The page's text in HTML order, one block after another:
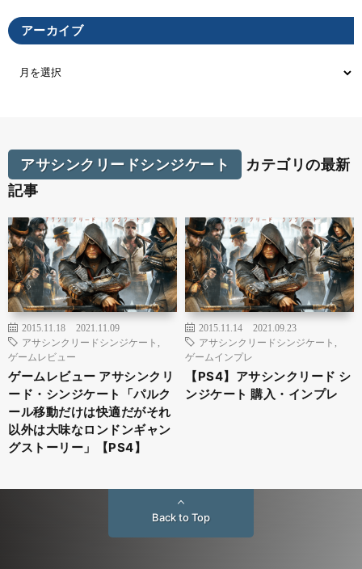
アーカイブ
アサシンクリードシンジケート
カテゴリの最新
記事
2015.11.18
2021.11.09
アサシンクリードシンジケート
ゲームレビュー
ゲームレビュー アサシンクリ
ード・シンジケート「パルク
ール移動だけは快適だがそれ
以外は大味なロンドンギャン
グストーリー」【PS4】
2015.11.14
2021.09.23
アサシンクリードシンジケート
ゲームインプレ
【PS4】アサシンクリード シ
ンジケート 購入・インプレ
Back to Top